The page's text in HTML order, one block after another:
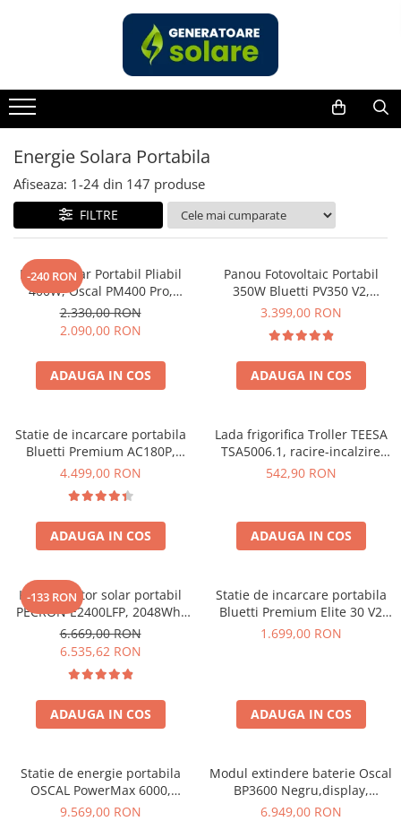
Acasa
Statii de Alimentare Portabile
Pana in 1000W
Intre 1000-2000W
Intre 2000-3000W
Peste 3000W
Cauta dupa marca
Bluetti
EcoFlow
Pecron
Oscal
Accesorii Statii de Alimentare
Kituri Generatoare Solare
Cauta dupa capacitate
Intre 1000-2000W
Peste 3000W
Cauta dupa marca
EcoFlow
Pecron
Oscal
Panouri Solare Pliabile
Cauta dupa marca
Energie Solara Portabila
Afiseaza: 1-24 din 147 produse
FILTRE
-240 RON
Panou Solar Portabil Pliabil
400W, Oscal PM400 Pro,
Monocristalin, ETFE, IP67
2.330,00 RON
2.090,00 RON
ADAUGA IN COS
Panou Fotovoltaic Portabil
350W Bluetti PV350 V2,
Monocristalin, MC4, ETFE,
3.399,00 RON
ADAUGA IN COS
Statie de incarcare portabila
Bluetti Premium AC180P,
Ecran LCD, 1800W, 1440Wh,
4.499,00 RON
ADAUGA IN COS
Lada frigorifica Troller TEESA
TSA5006.1, racire-incalzire
35L, alimentare bricheta auto
542,90 RON
ADAUGA IN COS
-133 RON
Kit generator solar portabil
PECRON E2400LFP, 2048Wh,
2400W, 230V, Incarcare super
rapida, LiFePO4, Controler
MPPT dublu, Protectie BMS +
Panou solar 200W
6.669,00 RON
6.535,62 RON
ADAUGA IN COS
Statie de incarcare portabila
Bluetti Premium Elite 30 V2
600W 320Wh
1.699,00 RON
ADAUGA IN COS
Statie de energie portabila
OSCAL PowerMax 6000,
6000W (9000W varf), baterie
9.569,00 RON
Modul extindere baterie Oscal
BP3600 Negru,display,
compatibil cu Oscal
6.949,00 RON